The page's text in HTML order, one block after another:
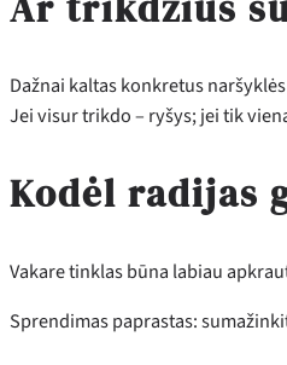
Dažnai kaltas konkretus
Jei visur trikdo – ryšys; jei tik
Kodėl radijas
Vakare tinklas būna labiau
Sprendimas paprastas: